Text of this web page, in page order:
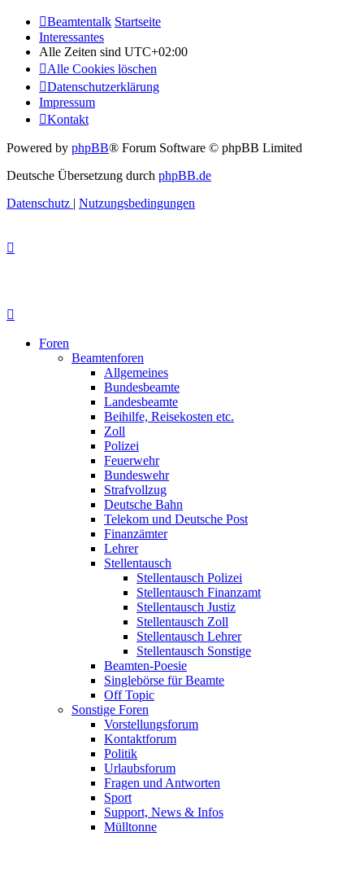
Beamtentalk Startseite
Interessantes
Alle Zeiten sind UTC+02:00
Alle Cookies löschen
Datenschutzerklärung
Impressum
Kontakt
Powered by phpBB® Forum Software © phpBB Limited
Deutsche Übersetzung durch phpBB.de
Datenschutz | Nutzungsbedingungen
Foren
Beamtenforen
Allgemeines
Bundesbeamte
Landesbeamte
Beihilfe, Reisekosten etc.
Zoll
Polizei
Feuerwehr
Bundeswehr
Strafvollzug
Deutsche Bahn
Telekom und Deutsche Post
Finanzämter
Lehrer
Stellentausch
Stellentausch Polizei
Stellentausch Finanzamt
Stellentausch Justiz
Stellentausch Zoll
Stellentausch Lehrer
Stellentausch Sonstige
Beamten-Poesie
Singlebörse für Beamte
Off Topic
Sonstige Foren
Vorstellungsforum
Kontaktforum
Politik
Urlaubsforum
Fragen und Antworten
Sport
Support, News & Infos
Mülltonne